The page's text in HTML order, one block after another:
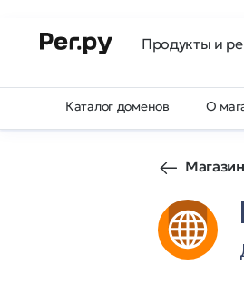
Продукты и
Каталог доменов О